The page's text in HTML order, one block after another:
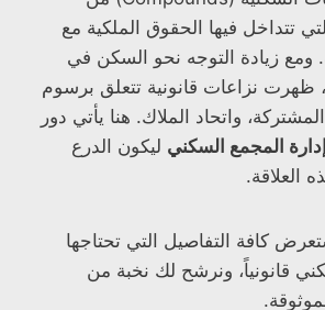
تتداخل فيها الحقوق الملكية مع
ومع زيادة التوجه نحو السكن في
ظهرت نزاعات قانونية تتعلق برسوم
واتحاد الملاك. هنا يأتي دور
المجمع السكني ليكون الدرع
العلاقة.
كافة التفاصيل التي تحتاجها
قانونياً، ونرشح لك نخبة من